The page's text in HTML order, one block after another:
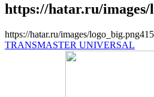
https://hatar.ru/images/
https://hatar.ru/images/logo_big.png41 5
TRANSMASTER UNIVERSAL